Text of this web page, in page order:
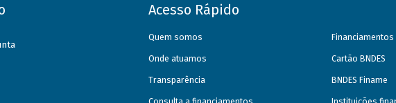
Acesso Rápido
Quem somos
Onde atuamos
Transparência
Financiamentos
Cartão BNDES
BNDES Finame